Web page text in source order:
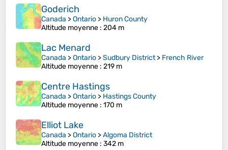
Goderich
Canada >Ontario > Huron County
Altitude moyenne : 204 m
Lac Menard
Canada >Ontario >Sudbury District> French River
Altitude moyenne : 219 m
Centre Hastings
Canada >Ontario > Hastings County
Altitude moyenne : 170 m
Elliot Lake
Canada >Ontario >Algoma District
Altitude moyenne : 342 m